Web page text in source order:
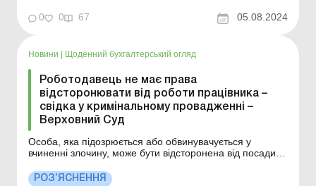
питань. Проте відсторонення можливе лише у
випадках, передбачених законодавством, інакше воно
0 0 67 05.08.2024
Новини | Щоденний бухгалтерський огляд
Роботодавець не має права
відсторонювати від роботи працівника –
свідка у кримінальному провадженні –
Верховний Суд
Особа, яка підозрюється або обвинувачується у
вчиненні злочину, може бути відсторонена від посади
розслідування чи суду під час судового провадження.
РОЗ’ЯСНЕННЯ